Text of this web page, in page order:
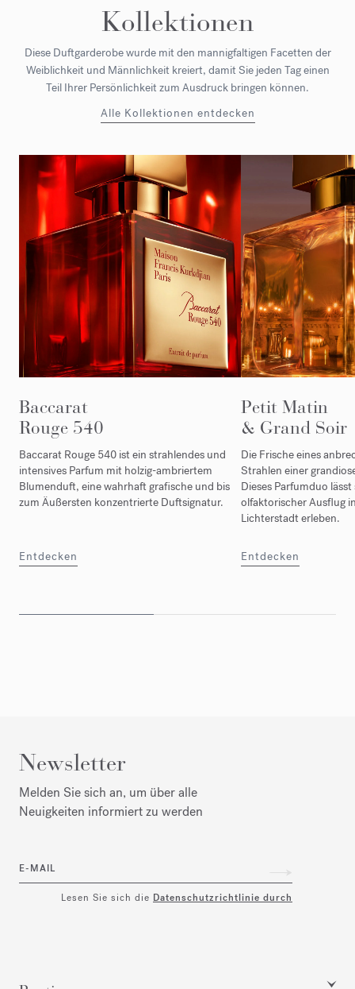
Kollektionen
Diese Duftgarderobe wurde mit den mannigfaltigen Facetten der
Weiblichkeit und Männlichkeit kreiert, damit Sie jeden Tag einen
Teil Ihrer Persönlichkeit zum Ausdruck bringen können.
Alle Kollektionen entdecken
Baccarat
Rouge 540
Baccarat Rouge 540 ist ein strahlendes und
intensives Parfum mit holzig-ambriertem
Blumenduft, eine wahrhaft grafische und bis
zum Äußersten konzentrierte Duftsignatur.
Entdecken
Petit Matin
& Grand Soir
Die Frische eines
Strahlen einer
Dieses Parfumduo
olfaktorischer Ausflug
Lichterstadt erleben.
Entdecken
Newsletter
Melden Sie sich an, um über alle
Neuigkeiten informiert zu werden
E-MAIL
Lesen Sie sich die Datenschutzrichtlinie durch